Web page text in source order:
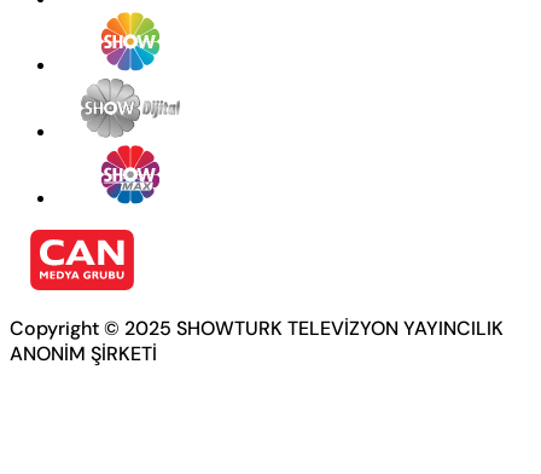
Copyright © 2025 SHOWTURK TELEVİZYON YAYINCILIK
ANONİM ŞİRKETİ